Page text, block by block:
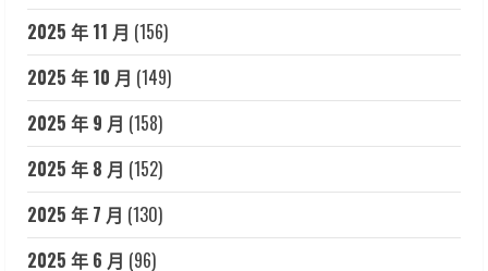
2025 年 11 月 (156)
2025 年 10 月 (149)
2025 年 9 月 (158)
2025 年 8 月 (152)
2025 年 7 月 (130)
2025 年 6 月 (96)